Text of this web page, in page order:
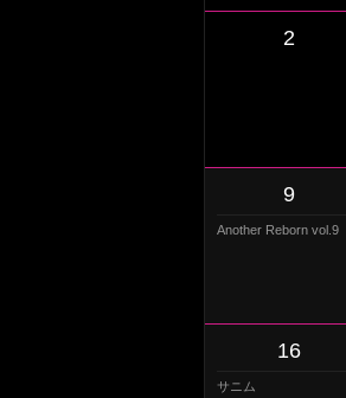
2
9
Another Reborn vol.9
16
サニム